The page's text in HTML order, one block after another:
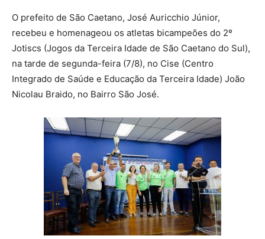
O prefeito de São Caetano, José Auricchio Júnior,
recebeu e homenageou os atletas bicampeões do 2º
Jotiscs (Jogos da Terceira Idade de São Caetano do Sul),
na tarde de segunda-feira (7/8), no Cise (Centro
Integrado de Saúde e Educação da Terceira Idade) João
Nicolau Braido, no Bairro São José.